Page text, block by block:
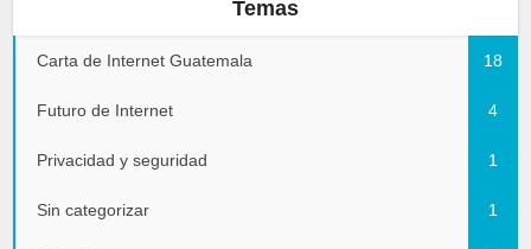
Temas
Carta de Internet Guatemala 18
Futuro de Internet 4
Privacidad y seguridad 1
Sin categorizar 1